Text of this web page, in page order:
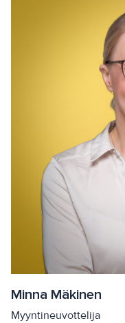
Minna Mäkinen
Myyntineuvottelija